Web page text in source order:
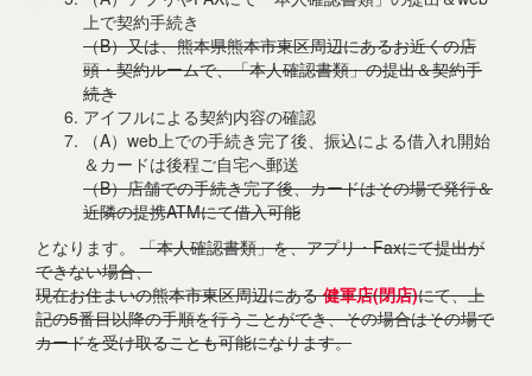
上で契約手続き
（B）又は、熊本県熊本市東区周辺にあるお近くの店
頭・契約ルームで、「本人確認書類」の提出＆契約手
続き
アイフルによる契約内容の確認
（A）web上での手続き完了後、振込による借入れ開始
＆カードは後程ご自宅へ郵送
（B）店舗での手続き完了後、カードはその場で発行＆
近隣の提携ATMにて借入可能
となります。 「本人確認書類」を、アプリ・Faxにて提出が
できない場合、
現在お住まいの熊本市東区周辺にある健軍店(閉店)にて、上
記の5番目以降の手順を行うことができ、その場合はその場で
カードを受け取ることも可能になります。